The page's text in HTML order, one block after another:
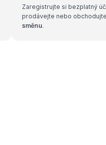
Zaregistrujte si bezplatný
prodávejte nebo
směnu.